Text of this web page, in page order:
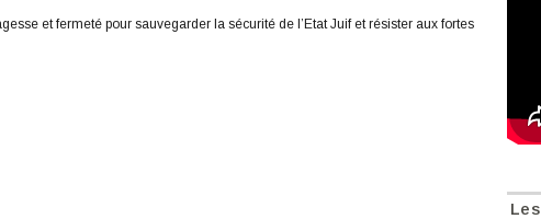
et fermeté pour sauvegarder la sécurité de l’Etat Juif et résister aux fortes